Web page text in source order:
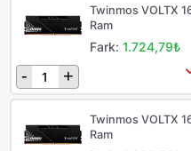
Twinmos VOLTX
Ram
Fark:1.724,79₺
- +
Twinmos VOLTX
Ram